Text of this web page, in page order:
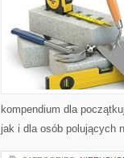
kompendium dla
jak i dla osób polujących